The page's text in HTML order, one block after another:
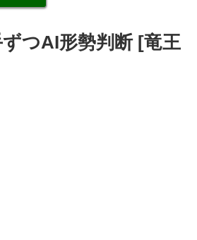
つAI形勢判断 [竜王